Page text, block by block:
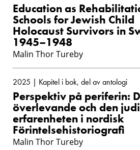
Education as
Schools for Jewish Child
Holocaust Survivors in
1945–1948
Malin Thor Tureby
2025 | Kapitel i bok, del av antologi
Perspektiv på periferin:
överlevande och den
erfarenheten i nordisk
Förintelsehistoriografi
Malin Thor Tureby